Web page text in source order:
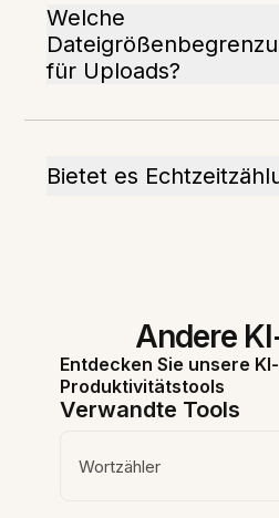
Welche
für Uploads?
Bietet es
Andere
Entdecken Sie unsere
Produktivitätstools
Verwandte Tools
Wortzähler